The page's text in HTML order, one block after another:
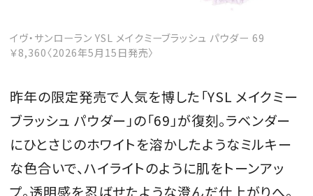
イヴ・サンローラン YSL メイクミーブラッシュ パウダー 69
￥8,360〈2026年5月15日発売〉
昨年の限定発売で人気を博した「YSL メイクミー
ブラッシュ パウダー」の「69」が復刻。ラベンダー
にひとさじのホワイトを溶かしたようなミルキー
な色合いで、ハイライトのように肌をトーンアッ
プ。透明感を忍ばせたような澄んだ仕上がりへ。